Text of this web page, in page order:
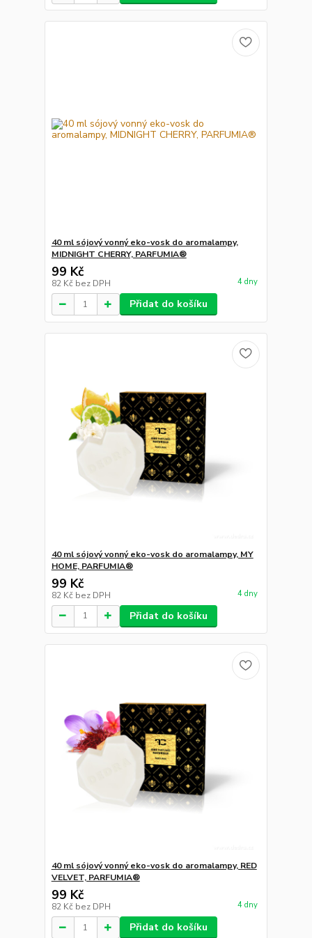
40 ml sójový vonný eko-vosk do aromalampy,
MIDNIGHT CHERRY, PARFUMIA®
99 Kč
82 Kč bez DPH 4 dny
Přidat do košíku
40 ml sójový vonný eko-vosk do aromalampy, MY
HOME, PARFUMIA®
99 Kč
82 Kč bez DPH 4 dny
Přidat do košíku
40 ml sójový vonný eko-vosk do aromalampy, RED
VELVET, PARFUMIA®
99 Kč
82 Kč bez DPH 4 dny
Přidat do košíku